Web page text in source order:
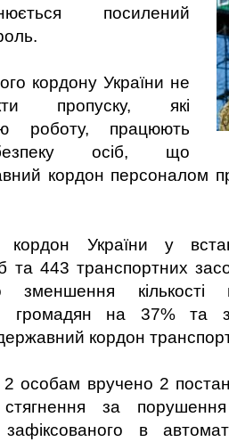
посилений
кордону України не
пропуску, які
роботу, працюють
осіб, що
кордон персоналом
України у
та 443 транспортних
зменшення кількості
громадян на 37% та
кордон
2 особам вручено 2
стягнення за
в